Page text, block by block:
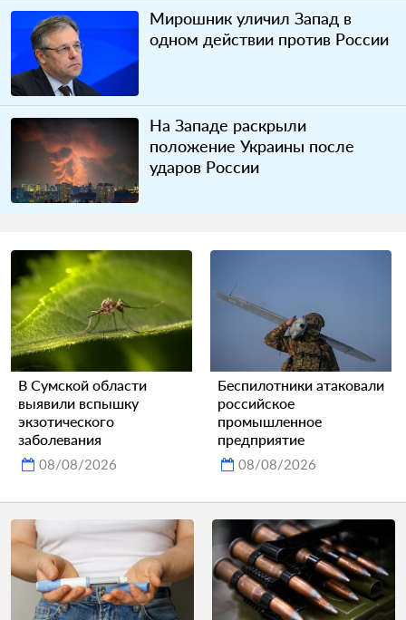
Мирошник уличил Запад в
одном действии против России
На Западе раскрыли
положение Украины после
ударов России
В Сумской области
выявили вспышку
экзотического
заболевания
08/08/2026
Беспилотники атаковали
российское
промышленное
предприятие
08/08/2026